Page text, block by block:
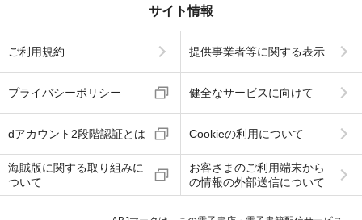
サイト情報
ご利用規約 提供事業者等に関する表示
プライバシーポリシー 健全なサービスに向けて
dアカウント2段階認証とは Cookieの利用について
海賊版に関する取り組みに
ついて
お客さまのご利用端末から
の情報の外部送信について